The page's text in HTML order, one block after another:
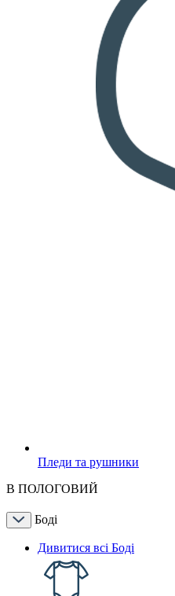
Пледи та рушники
В ПОЛОГОВИЙ
Боді
Дивитися всі Боді